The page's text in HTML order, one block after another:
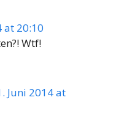
at 20:10
Wtf!
Juni 2014 at